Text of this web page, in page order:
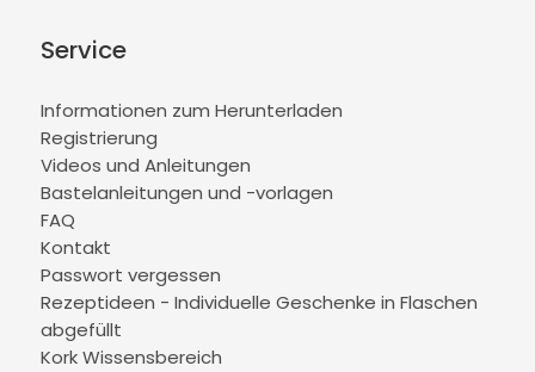
Service
Informationen zum Herunterladen
Registrierung
Videos und Anleitungen
Bastelanleitungen und -vorlagen
FAQ
Kontakt
Passwort vergessen
Rezeptideen - Individuelle Geschenke in Flaschen
abgefüllt
Kork Wissensbereich